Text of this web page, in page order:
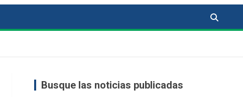
Busque las noticias publicadas